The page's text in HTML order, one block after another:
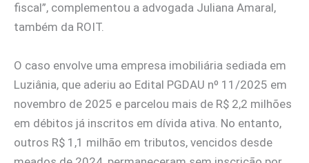
fiscal”, complementou a advogada Juliana Amaral,
também da ROIT.
O caso envolve uma empresa imobiliária sediada em
Luziânia, que aderiu ao Edital PGDAU nº 11/2025 em
novembro de 2025 e parcelou mais de R$ 2,2 milhões
em débitos já inscritos em dívida ativa. No entanto,
outros R$ 1,1 milhão em tributos, vencidos desde